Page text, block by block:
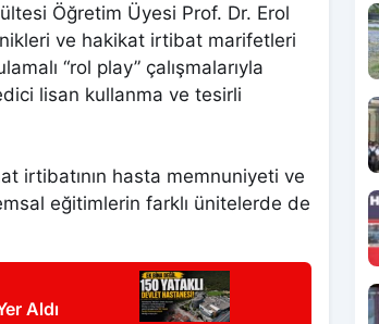
Öğretim Üyesi Prof. Dr. Erol
ve hakikat irtibat marifetleri
“rol play” çalışmalarıyla
lisan kullanma ve tesirli
irtibatının hasta memnuniyeti ve
eğitimlerin farklı ünitelerde de
Aldı